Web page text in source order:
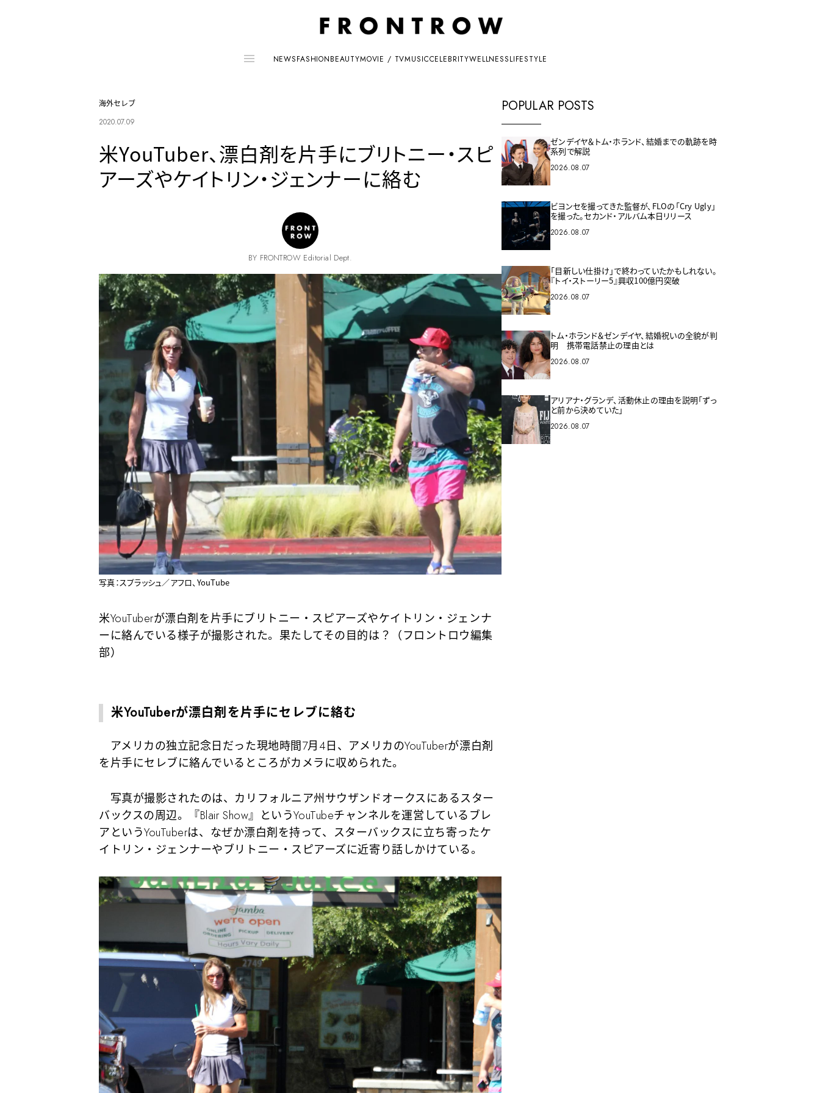
NEWSFASHIONBEAUTYMOVIE / TVMUSICCELEBRITYWELLNESSLIFESTYLE
海外セレブ
2020.07.09
米YouTuber、漂白剤を片手にブリトニー・スピ
アーズやケイトリン・ジェンナーに絡む
BY FRONTROW Editorial Dept.
写真：スプラッシュ／アフロ、YouTube
米YouTuberが漂白剤を片手にブリトニー・スピアーズやケイトリン・ジェンナ
ーに絡んでいる様子が撮影された。果たしてその目的は？（フロントロウ編集
部）
米YouTuberが漂白剤を片手にセレブに絡む
アメリカの独立記念日だった現地時間7月4日、アメリカのYouTuberが漂白剤
を片手にセレブに絡んでいるところがカメラに収められた。
写真が撮影されたのは、カリフォルニア州サウザンドオークスにあるスター
バックスの周辺。『Blair Show』というYouTubeチャンネルを運営しているブレ
アというYouTuberは、なぜか漂白剤を持って、スターバックスに立ち寄ったケ
イトリン・ジェンナーやブリトニー・スピアーズに近寄り話しかけている。
POPULAR POSTS
ゼンデイヤ＆トム・ホランド、結婚までの軌跡を時
系列で解説
2026.08.07
ビヨンセを撮ってきた監督が、FLOの「Cry Ugly」
を撮った。セカンド・アルバム本日リリース
2026.08.07
「目新しい仕掛け」で終わっていたかもしれない。
『トイ・ストーリー5』興収100億円突破
2026.08.07
トム・ホランド＆ゼンデイヤ、結婚祝いの全貌が判
明 携帯電話禁止の理由とは
2026.08.07
アリアナ・グランデ、活動休止の理由を説明「ずっ
と前から決めていた」
2026.08.07